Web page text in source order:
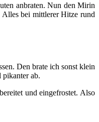
anbraten. Nun den Mirin
Alles bei mittlerer Hitze rund
Den brate ich sonst klein
pikanter ab.
und eingefrostet. Also